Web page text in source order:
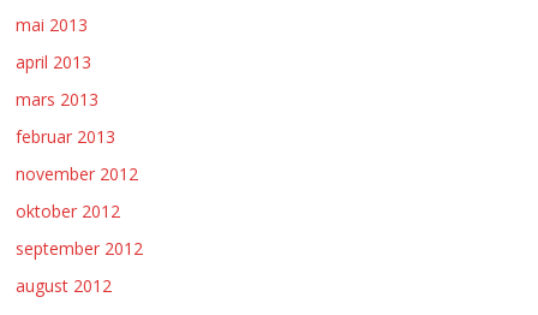
mai 2013
april 2013
mars 2013
februar 2013
november 2012
oktober 2012
september 2012
august 2012